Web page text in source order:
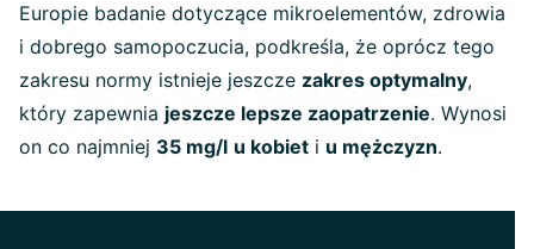
Europie badanie dotyczące mikroelementów, zdrowia
i dobrego samopoczucia, podkreśla, że oprócz tego
zakresu normy istnieje jeszcze zakres optymalny,
który zapewnia jeszcze lepsze zaopatrzenie. Wynosi
on co najmniej 35 mg/l u kobiet i u mężczyzn.